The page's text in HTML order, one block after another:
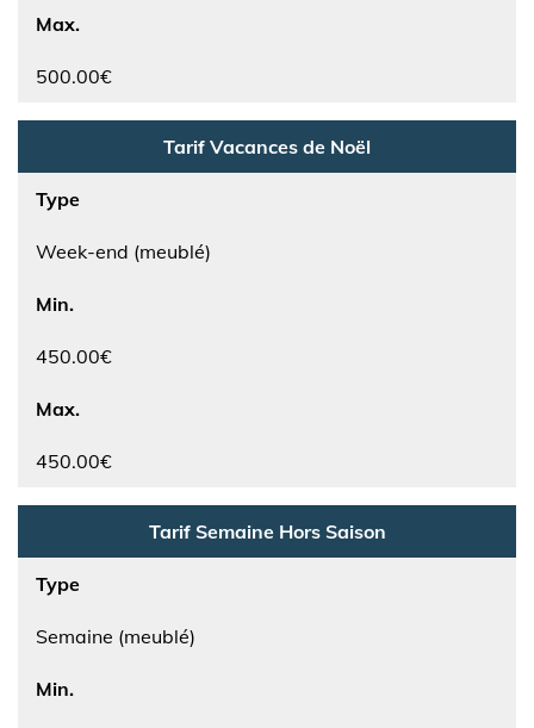
Max.
500.00€
Tarif Vacances de Noël
Type
Week-end (meublé)
Min.
450.00€
Max.
450.00€
Tarif Semaine Hors Saison
Type
Semaine (meublé)
Min.